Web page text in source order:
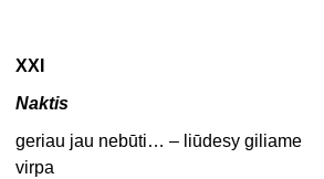
XXI
Naktis
geriau jau nebūti… – liūdesy giliame
virpa